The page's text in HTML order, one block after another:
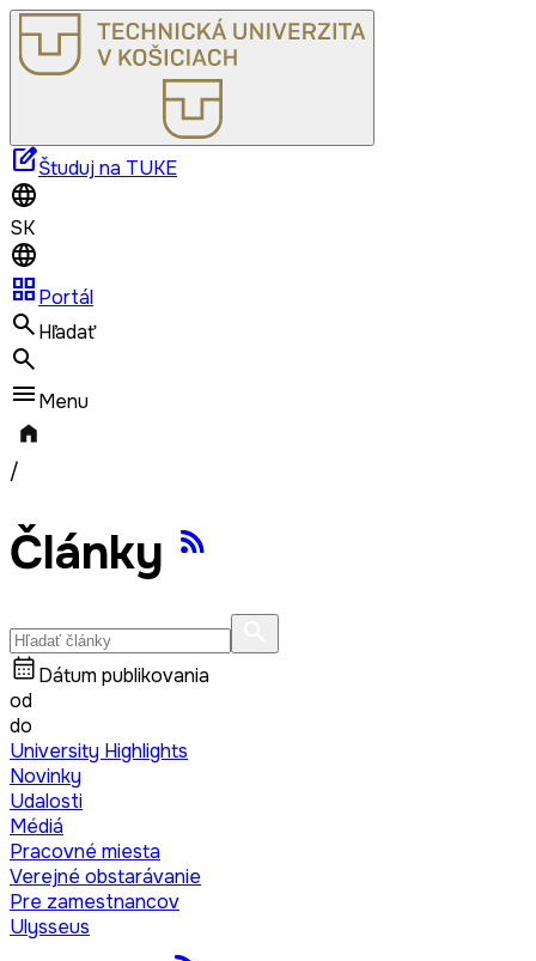
edit_squareŠtuduj na TUKE
SK
grid_viewPortál
Hľadať
Menu
/
Články
Dátum publikovania
od
do
University Highlights
Novinky
Udalosti
Médiá
Pracovné miesta
Verejné obstarávanie
Pre zamestnancov
Ulysseus